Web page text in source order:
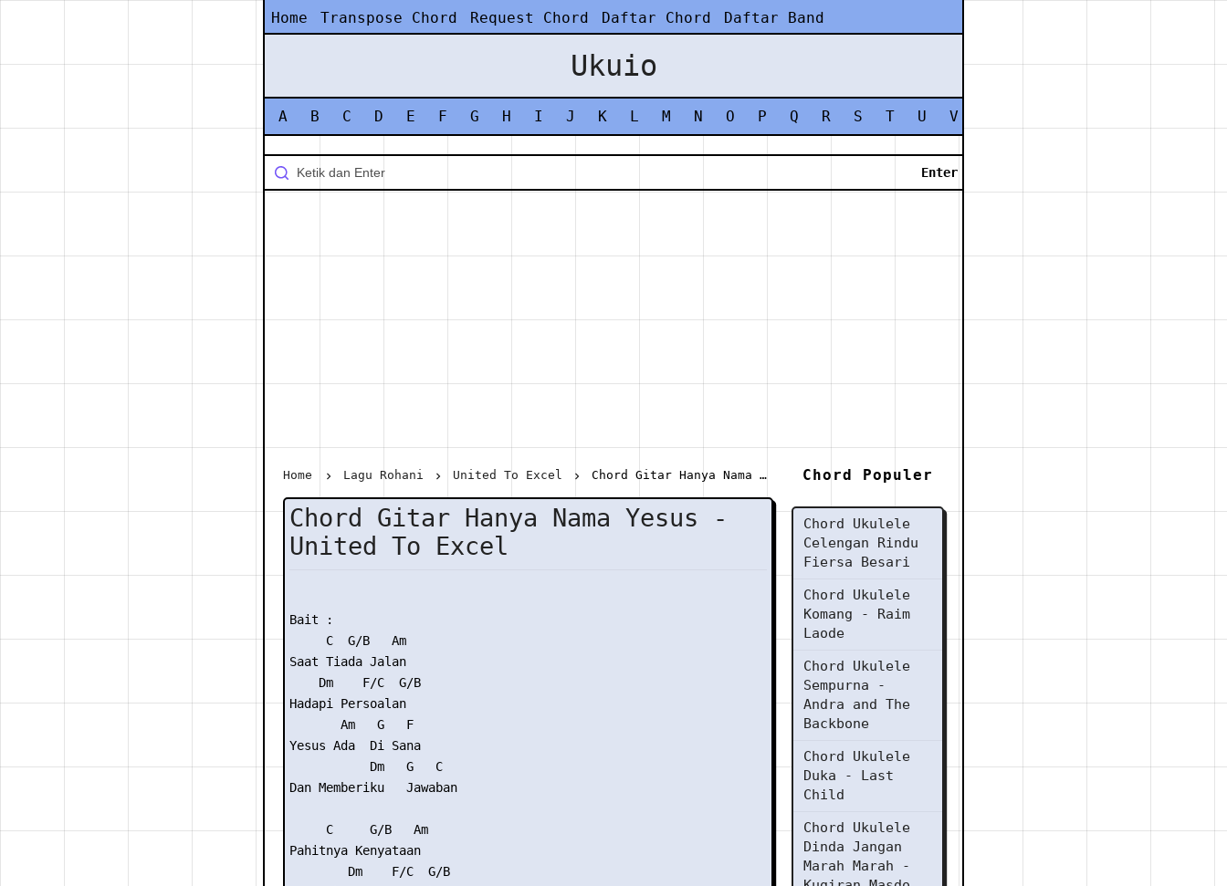
Home Transpose Chord Request Chord Daftar Chord Daftar Band
Ukuio
A B C D E F G H I J K L M N O P Q R S T U V
Home Lagu Rohani United To Excel Chord Gitar Hanya Nama Yesus - United To Excel
Chord Gitar Hanya Nama Yesus -
United To Excel
Bait :
     C  G/B   Am
Saat Tiada Jalan
    Dm    F/C  G/B
Hadapi Persoalan
       Am   G   F
Yesus Ada  Di Sana
           Dm   G   C
Dan Memberiku   Jawaban
     C     G/B   Am
Pahitnya Kenyataan
        Dm    F/C  G/B
Chord Populer
Chord Ukulele
Celengan Rindu
Fiersa Besari
Chord Ukulele
Komang - Raim
Laode
Chord Ukulele
Sempurna -
Andra and The
Backbone
Chord Ukulele
Duka - Last
Child
Chord Ukulele
Dinda Jangan
Marah Marah -